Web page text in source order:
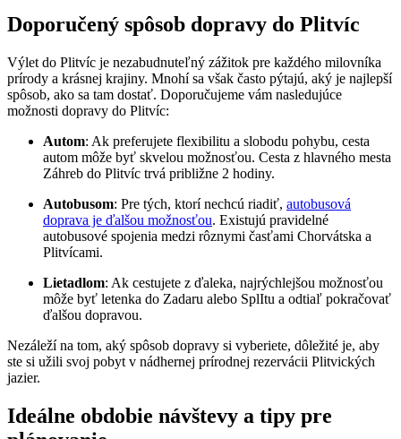
Doporučený spôsob dopravy do Plitvíc
Výlet do Plitvíc je nezabudnuteľný zážitok pre každého milovníka
prírody a krásnej krajiny. Mnohí sa však často pýtajú, aký je najlepší
spôsob, ako sa tam dostať. Doporučujeme vám nasledujúce
možnosti dopravy do Plitvíc:
Autom: Ak preferujete flexibilitu a slobodu pohybu, cesta
autom môže byť skvelou možnosťou. Cesta z hlavného mesta
Záhreb do Plitvíc trvá približne 2 hodiny.
Autobusom: Pre tých, ktorí nechcú riadiť, autobusová
doprava je ďalšou možnosťou. Existujú pravidelné
autobusové spojenia medzi rôznymi časťami Chorvátska a
Plitvícami.
Lietadlom: Ak cestujete z ďaleka, najrýchlejšou možnosťou
môže byť letenka do Zadaru alebo SplItu a odtiaľ pokračovať
ďalšou dopravou.
Nezáleží na tom, aký spôsob dopravy si vyberiete, dôležité je, aby
ste si užili svoj pobyt v nádhernej prírodnej rezervácii Plitvických
jazier.
Ideálne obdobie návštevy a tipy pre